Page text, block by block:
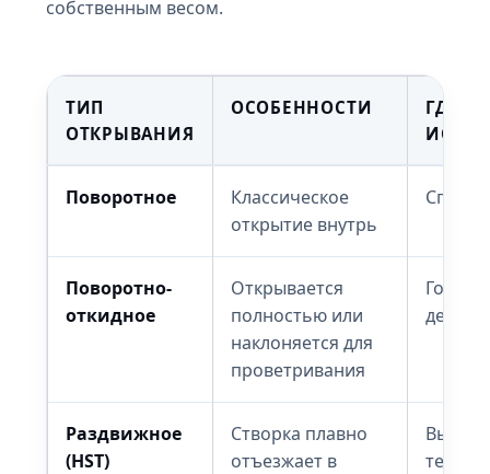
собственным весом.
ТИП
ОТКРЫВАНИЯ
ОСОБЕННОСТИ
ГДЕ
Поворотное
Классическое
открытие внутрь
Поворотно-
откидное
Открывается
полностью или
наклоняется для
проветривания
Раздвижное
(HST)
Створка плавно
отъезжает в
Выход